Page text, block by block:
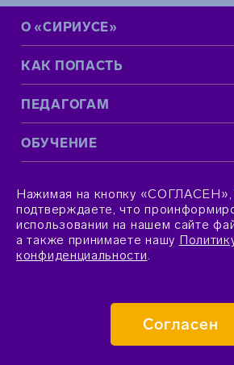
О «СИРИУСЕ»
КАК ПОПАСТЬ
ПЕДАГОГАМ
ОБУЧЕНИЕ
Нажимая на кнопку
подтверждаете, что
использовании на нашем сайте
а также принимаете нашу
конфиденциальности.
Согласен